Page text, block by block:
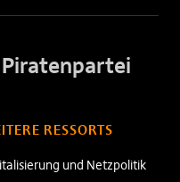
RESSORTS
und Netzpolitik